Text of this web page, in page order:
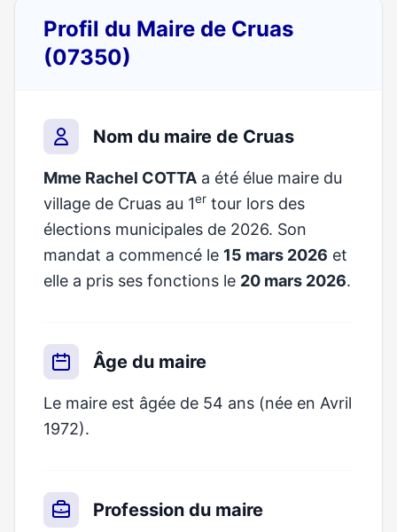
Profil du Maire de Cruas
(07350)
Nom du maire de Cruas
Mme Rachel COTTA a été élue maire du
village de Cruas au 1er tour lors des
élections municipales de 2026. Son
mandat a commencé le 15 mars 2026 et
elle a pris ses fonctions le 20 mars 2026.
Âge du maire
Le maire est âgée de 54 ans (née en Avril
1972).
Profession du maire